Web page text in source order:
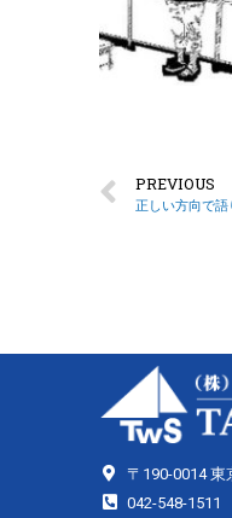
PREVIOUS
正しい方向で語
〒190-0014 東
042-548-1511